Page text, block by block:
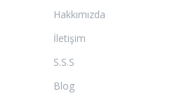
Hakkımızda
İletişim
S.S.S
Blog